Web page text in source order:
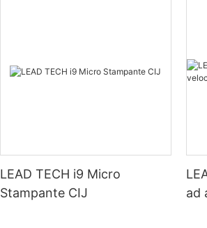
LEAD TECH i9 Micro
Stampante CIJ
ad